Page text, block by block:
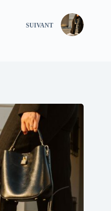
SUIVANT